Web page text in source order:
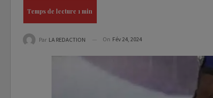
Par LA REDACTION On Fév 24, 2024